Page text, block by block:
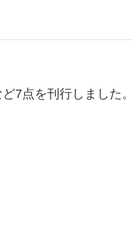
7点を刊行しました